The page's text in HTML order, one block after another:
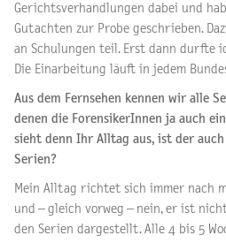
Gerichtsverhandlungen dabei und
Gutachten zur Probe geschrieben.
an Schulungen teil. Erst dann durfte
Die Einarbeitung läuft in jedem
Aus dem Fernsehen kennen wir alle
denen die ForensikerInnen ja auch
sieht denn Ihr Alltag aus, ist der
Serien?
Mein Alltag richtet sich immer nach
und – gleich vorweg – nein, er ist
den Serien dargestellt. Alle 4 bis 5